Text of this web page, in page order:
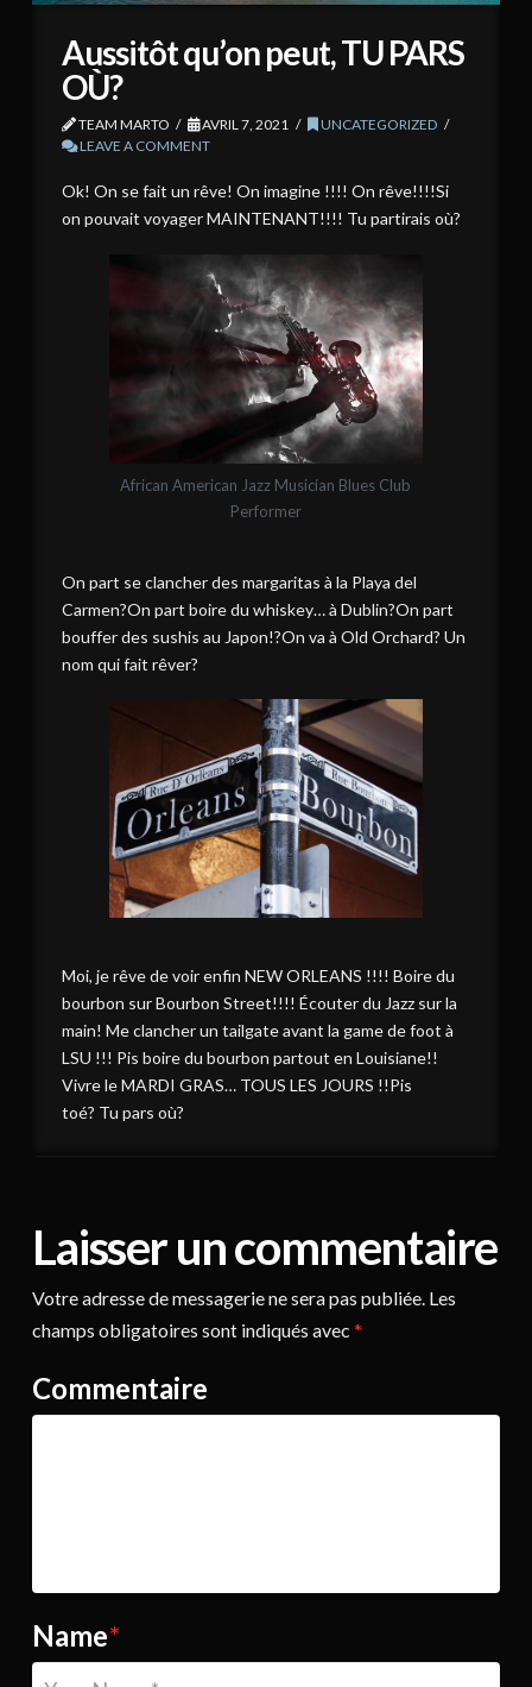
Aussitôt qu’on peut, TU PARS
OÙ?
TEAM MARTO AVRIL 7, 2021
UNCATEGORIZED
LEAVE A COMMENT
Ok! On se fait un rêve! On imagine !!!! On rêve!!!!Si
on pouvait voyager MAINTENANT!!!! Tu partirais où?
African American Jazz Musician Blues Club
Performer
On part se clancher des margaritas à la Playa del
Carmen?On part boire du whiskey… à Dublin?On part
bouffer des sushis au Japon!?On va à Old Orchard? Un
nom qui fait rêver?
Moi, je rêve de voir enfin NEW ORLEANS !!!! Boire du
bourbon sur Bourbon Street!!!! Écouter du Jazz sur la
main! Me clancher un tailgate avant la game de foot à
LSU !!! Pis boire du bourbon partout en Louisiane!!
Vivre le MARDI GRAS… TOUS LES JOURS !!Pis
toé? Tu pars où?
Laisser un commentaire
Votre adresse de messagerie ne sera pas publiée.Les
champs obligatoires sont indiqués avec *
Commentaire
Name*